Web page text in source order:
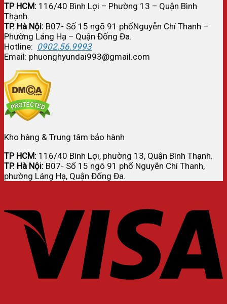
TP HCM: 116/40 Bình Lợi – Phường 13 – Quận Bình
Thạnh.
TP. Hà Nội: B07- Số 15 ngõ 91 phốNguyễn Chí Thanh –
Phường Láng Hạ – Quận Đống Đa.
Hotline: 0902.56.9993
Email: phuonghyundai993@gmail.com
Kho hàng & Trung tâm bảo hành
TP HCM: 116/40 Bình Lợi, phường 13, Quận Bình Thạnh.
TP. Hà Nội: B07- Số 15 ngõ 91 phố Nguyễn Chí Thanh,
phường Láng Hạ, Quận Đống Đa.